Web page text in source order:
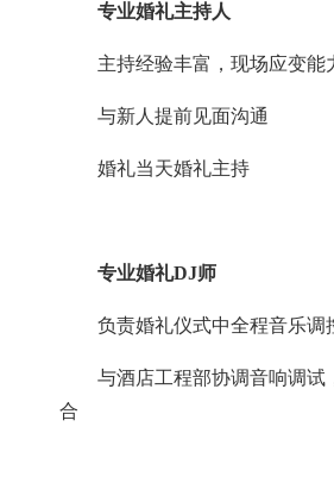
专业婚礼主持人
主持经验丰富，现场应变能
与新人提前见面沟通
婚礼当天婚礼主持
专业婚礼DJ师
负责婚礼仪式中全程音乐调
与酒店工程部协调音响调试
合